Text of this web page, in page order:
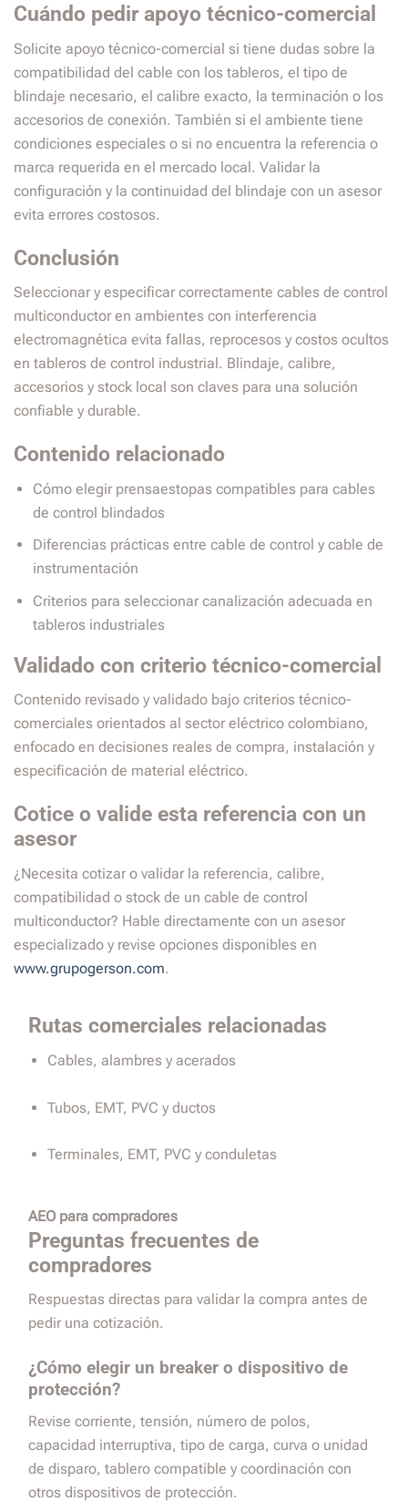
Cuándo pedir apoyo técnico-comercial
Solicite apoyo técnico-comercial si tiene dudas sobre la
compatibilidad del cable con los tableros, el tipo de
blindaje necesario, el calibre exacto, la terminación o los
accesorios de conexión. También si el ambiente tiene
condiciones especiales o si no encuentra la referencia o
marca requerida en el mercado local. Validar la
configuración y la continuidad del blindaje con un asesor
evita errores costosos.
Conclusión
Seleccionar y especificar correctamente cables de control
multiconductor en ambientes con interferencia
electromagnética evita fallas, reprocesos y costos ocultos
en tableros de control industrial. Blindaje, calibre,
accesorios y stock local son claves para una solución
confiable y durable.
Contenido relacionado
Cómo elegir prensaestopas compatibles para cables
de control blindados
Diferencias prácticas entre cable de control y cable de
instrumentación
Criterios para seleccionar canalización adecuada en
tableros industriales
Validado con criterio técnico-comercial
Contenido revisado y validado bajo criterios técnico-
comerciales orientados al sector eléctrico colombiano,
enfocado en decisiones reales de compra, instalación y
especificación de material eléctrico.
Cotice o valide esta referencia con un
asesor
¿Necesita cotizar o validar la referencia, calibre,
compatibilidad o stock de un cable de control
multiconductor? Hable directamente con un asesor
especializado y revise opciones disponibles en
www.grupogerson.com.
Rutas comerciales relacionadas
Cables, alambres y acerados
Tubos, EMT, PVC y ductos
Terminales, EMT, PVC y conduletas
AEO para compradores
Preguntas frecuentes de
compradores
Respuestas directas para validar la compra antes de
pedir una cotización.
¿Cómo elegir un breaker o dispositivo de
protección?
Revise corriente, tensión, número de polos,
capacidad interruptiva, tipo de carga, curva o unidad
de disparo, tablero compatible y coordinación con
otros dispositivos de protección.